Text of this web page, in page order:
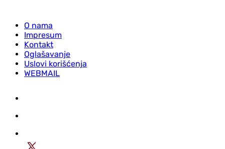
O nama
Impresum
Kontakt
Oglašavanje
Uslovi korišćenja
WEBMAIL